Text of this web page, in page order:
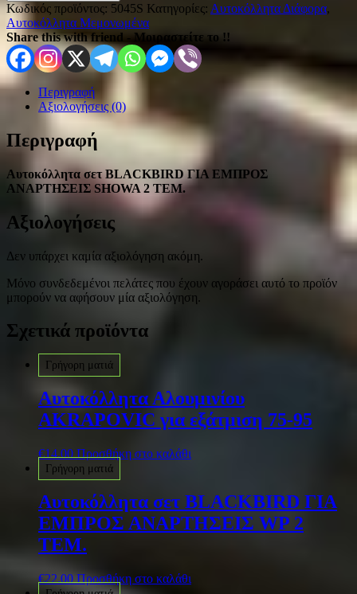
Κωδικός προϊόντος: 5045S Κατηγορίες: Αυτοκόλλητα Διάφορα,
Αυτοκόλλητα Μεμονωμένα
Share this with friend - Μοιραστείτε το !!
Περιγραφή
Αξιολογήσεις (0)
Περιγραφή
Αυτοκόλλητα σετ BLACKBIRD ΓΙΑ ΕΜΠΡΟΣ
ΑΝΑΡΤΗΣΕΙΣ SHOWA 2 ΤΕΜ.
Αξιολογήσεις
Δεν υπάρχει καμία αξιολόγηση ακόμη.
Μόνο συνδεδεμένοι πελάτες που έχουν αγοράσει αυτό το προϊόν
μπορούν να αφήσουν μία αξιολόγηση.
Σχετικά προϊόντα
Γρήγορη ματιά
Αυτοκόλλητα Αλουμινίου
AKRAPOVIC για εξάτμιση 75-95
€14.00 Προσθήκη στο καλάθι
Γρήγορη ματιά
Αυτοκόλλητα σετ BLACKBIRD ΓΙΑ
ΕΜΠΡΟΣ ΑΝΑΡΤΗΣΕΙΣ WP 2
ΤΕΜ.
€22.00 Προσθήκη στο καλάθι